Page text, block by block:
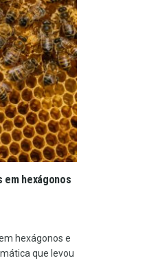
em hexágonos
hexágonos e
que levou